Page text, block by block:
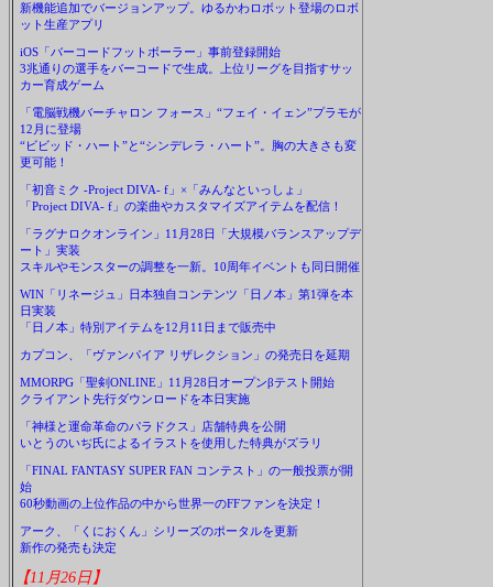
新機能追加でバージョンアップ。ゆるかわロボット登場のロボ
ット生産アプリ
iOS「バーコードフットボーラー」事前登録開始
3兆通りの選手をバーコードで生成。上位リーグを目指すサッ
カー育成ゲーム
「電脳戦機バーチャロン フォース」“フェイ・イェン”プラモが
12月に登場
“ビビッド・ハート”と“シンデレラ・ハート”。胸の大きさも変
更可能！
「初音ミク -Project DIVA- f」×「みんなといっしょ」
「Project DIVA- f」の楽曲やカスタマイズアイテムを配信！
「ラグナロクオンライン」11月28日「大規模バランスアップデ
ート」実装
スキルやモンスターの調整を一新。10周年イベントも同日開催
WIN「リネージュ」日本独自コンテンツ「日ノ本」第1弾を本
日実装
「日ノ本」特別アイテムを12月11日まで販売中
カプコン、「ヴァンパイア リザレクション」の発売日を延期
MMORPG「聖剣ONLINE」11月28日オープンβテスト開始
クライアント先行ダウンロードを本日実施
「神様と運命革命のパラドクス」店舗特典を公開
いとうのいぢ氏によるイラストを使用した特典がズラリ
「FINAL FANTASY SUPER FAN コンテスト」の一般投票が開
始
60秒動画の上位作品の中から世界一のFFファンを決定！
アーク、「くにおくん」シリーズのポータルを更新
新作の発売も決定
【11月26日】